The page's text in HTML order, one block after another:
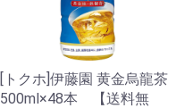
[トクホ]伊藤園 黄金烏龍茶
500ml×48本 【送料無